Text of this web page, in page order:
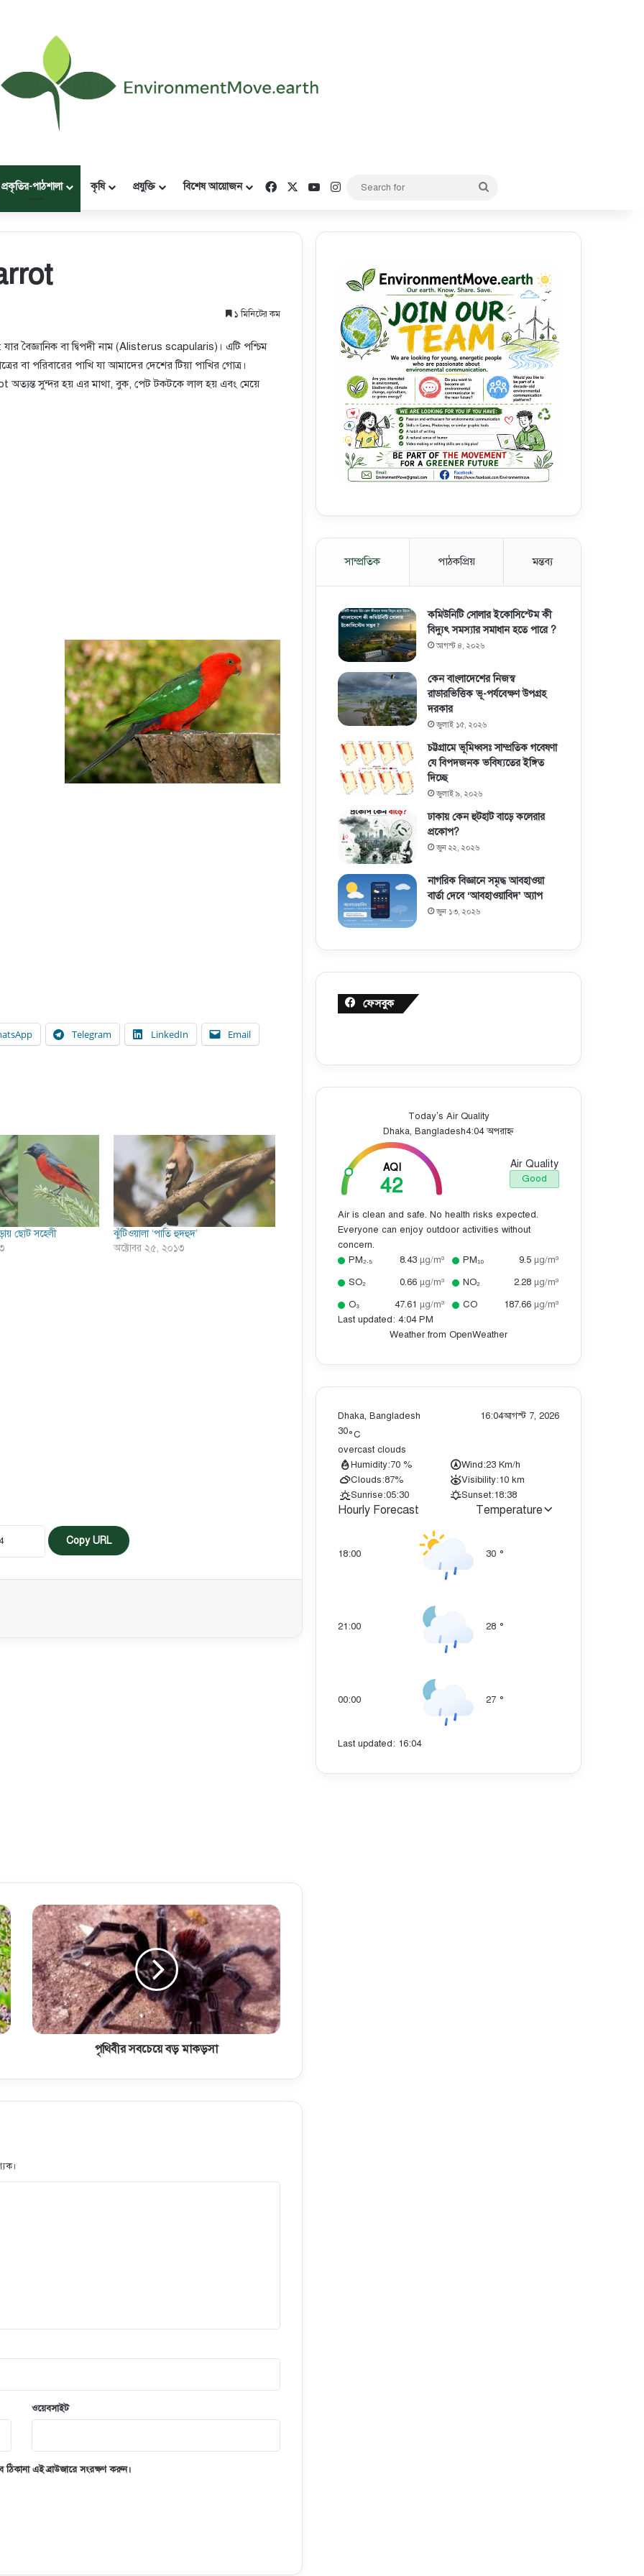
প্রকৃতির-পাঠশালা কৃষি প্রযুক্তি বিশেষ আয়োজন Facebook YouTubeInstagram
১ মিনিটের কম
বৈজ্ঞানিক বা দ্বিপদী নাম (Alisterus scapularis)। এটি পশ্চিম
বা পরিবারের পাখি যা আমাদের দেশের টিয়া পাখির গোত্র।
সুন্দর হয় এর মাথা, বুক, পেট টকটকে লাল হয় এবং মেয়ে
Telegram LinkedIn Email
ছোট সহেলী
ঝুঁটিওয়ালা ‘পাতি হুদহুদ’
অক্টোবর ২৫, ২০১৩
Copy URL
পৃথিবীর সবচেয়ে বড় মাকড়সা
ওয়েবসাইট
এই ব্রাউজারে সংরক্ষণ করুন।
সাম্প্রতিক পাঠকপ্রিয় মন্তব্য
কমিউনিটি সোলার ইকোসিস্টেম কী
বিদ্যুৎ সমস্যার সমাধান হতে পারে ?
আগস্ট ৪, ২০২৬
কেন বাংলাদেশের নিজস্ব
রাডারভিত্তিক ভূ-পর্যবেক্ষণ উপগ্রহ
দরকার
জুলাই ১৫, ২০২৬
চট্টগ্রামে ভূমিধ্বসঃ সাম্প্রতিক গবেষণা
যে বিপদজনক ভবিষ্যতের ইঙ্গিত
দিচ্ছে
জুলাই ৯, ২০২৬
ঢাকায় কেন হুটহাট বাড়ে কলেরার
প্রকোপ?
জুন ২২, ২০২৬
নাগরিক বিজ্ঞানে সমৃদ্ধ আবহাওয়া
বার্তা দেবে ‘আবহাওয়াবিদ’ অ্যাপ
জুন ১৩, ২০২৬
ফেসবুক
Today’s Air Quality
Dhaka, Bangladesh4:04 অপরাহ্ন
AQI
42
Air Quality
Good
Air is clean and safe. No health risks expected.
Everyone can enjoy outdoor activities without
concern.
PM₂.₅
8.43 µg/m³ PM₁₀ 9.5 µg/m³
SO₂
0.66 µg/m³ NO₂ 2.28 µg/m³
O₃
47.61 µg/m³ CO 187.66 µg/m³
Last updated: 4:04 PM
Weather from OpenWeather
Dhaka, Bangladesh 16:04আগস্ট 7, 2026
30°C
overcast clouds
Humidity:70 % Wind:23 Km/h
Clouds:87% Visibility:10 km
Sunrise:05:30 Sunset:18:38
Hourly Forecast Temperature
18:00 30 °
21:00 28 °
00:00 27 °
Last updated: 16:04